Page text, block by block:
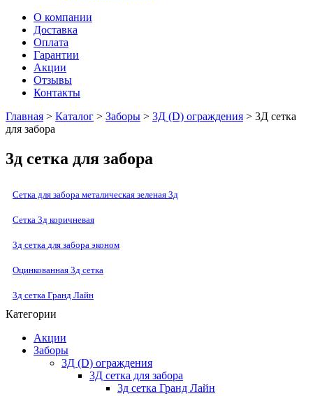
О компании
Доставка
Оплата
Гарантии
Акции
Отзывы
Контакты
Главная > Каталог > Заборы > 3Д (D) ограждения > 3Д сетка
для забора
3д сетка для забора
Сетка для забора металическая зеленая 3д
Сетка 3д коричневая
3д сетка для забора эконом
Оцинкованная 3д сетка
3д сетка Гранд Лайн
Категории
Акции
Заборы
3Д (D) ограждения
3Д сетка для забора
3д сетка Гранд Лайн